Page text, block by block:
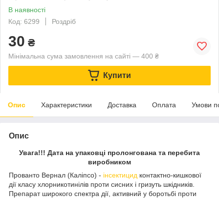
В наявності
Код: 6299
Роздріб
30 ₴
Мінімальна сума замовлення на сайті — 400 ₴
Купити
Опис Характеристики Доставка Оплата Умови
Опис
Увага!!! Дата на упаковці пролонгована та перебита
виробником
Прованто Вернал (Каліпсо) - інсектицид контактно-кишкової
дії класу хлорникотинілів проти сисних і гризуть шкідників.
Препарат широкого спектра дії, активний у боротьбі проти